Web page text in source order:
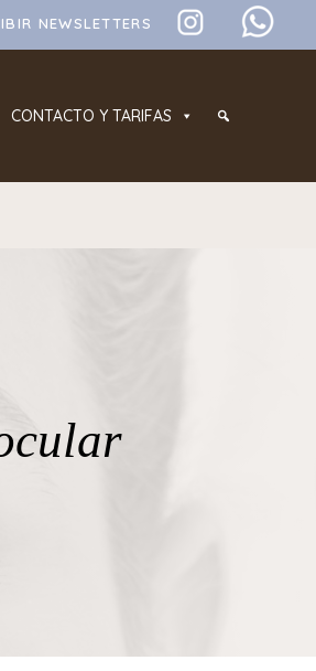
NEWSLETTERS
CONTACTO Y TARIFAS